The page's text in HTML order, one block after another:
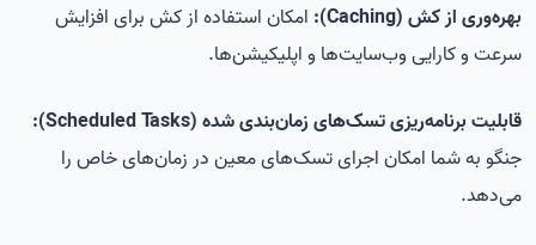
بهره‌وری از کش (Caching):
امکان استفاده از کش برای افزایش
سرعت و کارایی وب‌سایت‌ها و اپلیکیشن‌ها.
قابلیت برنامه‌ریزی تسک‌های زمان‌بندی شده (Scheduled Tasks):
جنگو به شما امکان اجرای تسک‌های معین در زمان‌های خاص را
می‌دهد.